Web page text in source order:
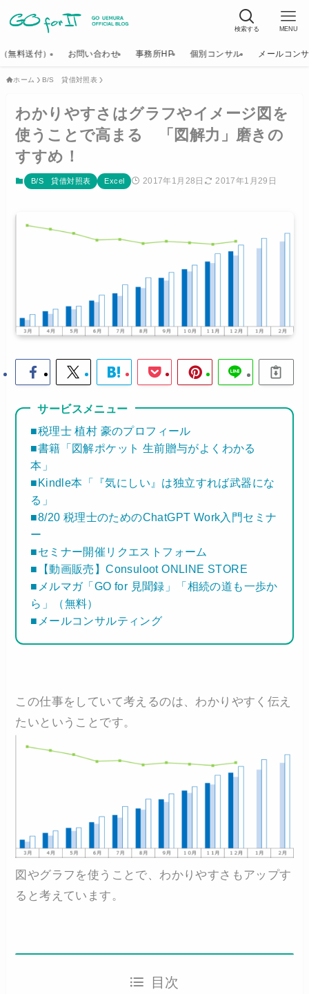
検索する MENU
無料送付） お問い合わせ 事務所HP 個別コンサル メールコン
ホーム B/S 貸借対照表
わかりやすさはグラフやイメージ図を
使うことで高まる 「図解力」磨きの
すすめ！
B/S 貸借対照表 Excel 2017年1月28日 2017年1月29日
サービスメニュー
■税理士 植村 豪のプロフィール
■書籍「図解ポケット 生前贈与がよくわかる
本」
■Kindle本「『気にしい』は独立すれば武器にな
る」
■8/20 税理士のためのChatGPT Work入門セミナ
ー
■セミナー開催リクエストフォーム
■【動画販売】Consuloot ONLINE STORE
■メルマガ「GO for 見聞録」「相続の道も一歩か
ら」（無料）
■メールコンサルティング
この仕事をしていて考えるのは、わかりやすく伝え
たいということです。
図やグラフを使うことで、わかりやすさもアップす
ると考えています。
目次